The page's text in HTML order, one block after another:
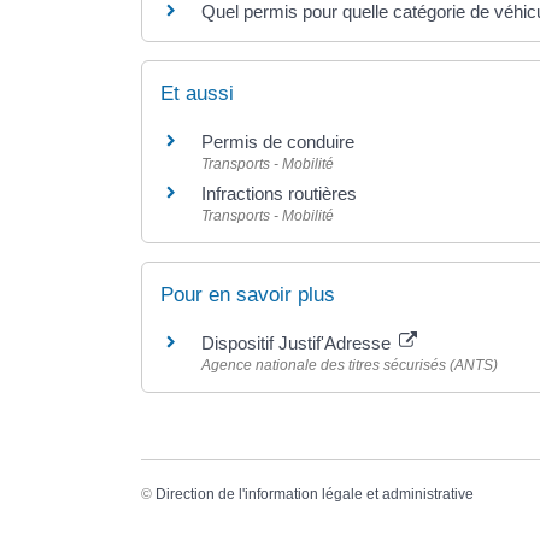
Quel permis pour quelle catégorie de
Et aussi
Permis de conduire
Transports - Mobilité
Infractions routières
Transports - Mobilité
Pour en savoir plus
Dispositif Justif'Adresse
Agence nationale des titres sécurisés (ANTS)
© Direction de l'information légale et administrative